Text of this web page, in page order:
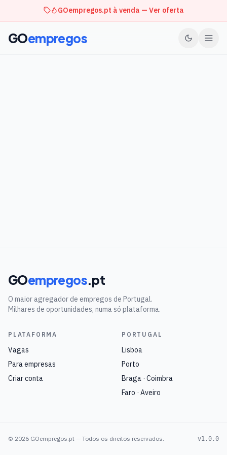
GOempregos.pt à venda — Ver oferta
GOempregos
GOempregos.pt
O maior agregador de empregos de Portugal.
Milhares de oportunidades, numa só plataforma.
PLATAFORMA
Vagas
Para empresas
Criar conta
PORTUGAL
Lisboa
Porto
Braga · Coimbra
Faro · Aveiro
© 2026 GOempregos.pt — Todos os direitos reservados. v1.0.0